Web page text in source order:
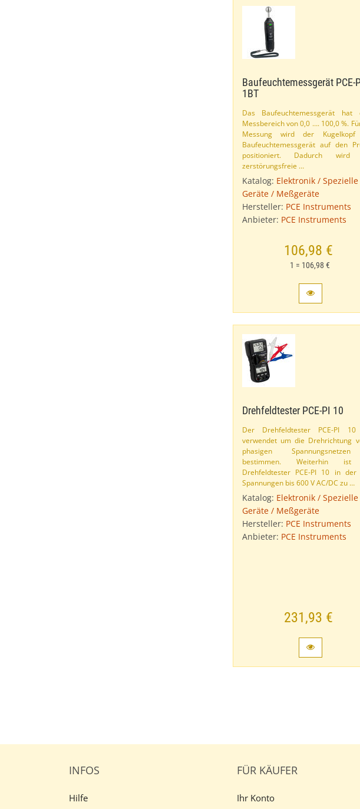
Baufeuchtemessgerät PCE-​
1BT
Das Baufeuchtemessgerät hat
Messbereich von 0,​0 …. 100,​0 %.
Messung wird der Kugelkopf
Baufeuchtemessgerät auf den
positioniert. Dadurch wird
zerstörungsfreie …
Katalog: Elektronik / Spezielle
Geräte / Meßgeräte
Hersteller: PCE Instruments
Anbieter: PCE Instruments
106,98 €
1 = 106,98 €
Drehfeldtester PCE-​PI 10
Der Drehfeldtester PCE-​PI
verwendet um die Drehrichtung
phasigen
bestimmen. Weiterhin
Drehfeldtester PCE-​PI 10 in der
Spannungen bis 600 V AC/​DC zu …
Katalog: Elektronik / Spezielle
Geräte / Meßgeräte
Hersteller: PCE Instruments
Anbieter: PCE Instruments
231,93 €
INFOS
Hilfe
FÜR KÄUFER
Ihr Konto